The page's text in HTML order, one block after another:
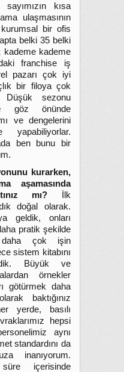
sayımızın kısa
ulaşmasının
bir ofis
belki 35 belki
kademe kademe
franchise iş
pazarı çok iyi
bir filoya çok
Düşük sezonu
göz önünde
ve dengelerini
ben bunu bir
kurarken,
aşamasında
mı?
İlk
doğal olarak.
geldik, onları
pratik şekilde
daha çok işin
sistem kitabını
Büyük ve
örnekler
götürmek daha
baktığınız
yerde, basılı
hepsi
aynı
standardını da
inanıyorum.
içerisinde